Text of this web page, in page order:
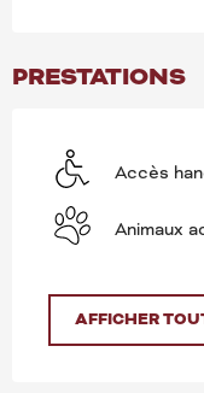
PRESTATIONS
Accès
Animaux
AFFICHER